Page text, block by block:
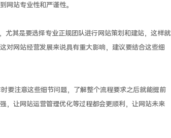
网站专业性和严谨性。
其是要选择专业正规团队进行网站策划和建站，这样就
对网站经营发展来说具有重大影响，建议要结合这些细
注意这些细节问题，了解整个流程要求之后就能提前
，让网站运营管理优化等过程都会更顺利，让网站未来